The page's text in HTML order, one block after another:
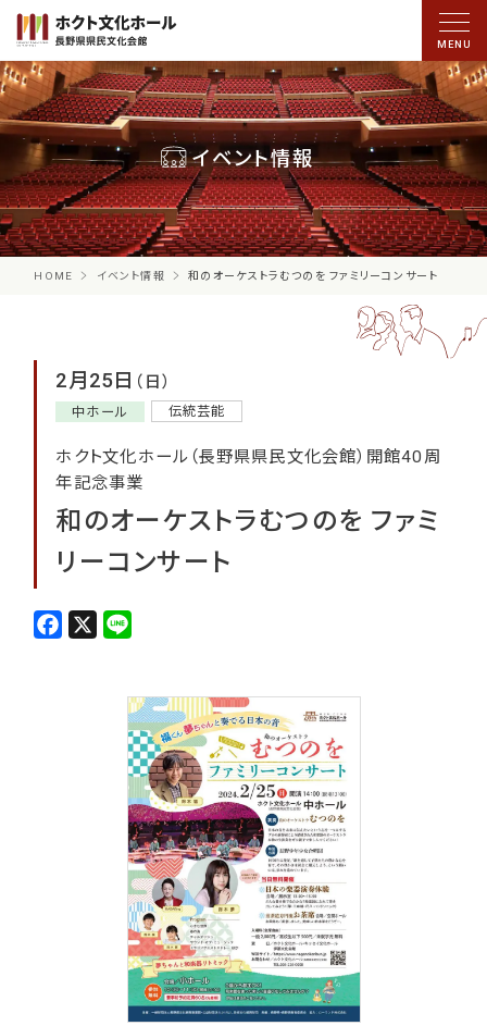
イベント情報
HOME イベント情報 和のオーケストラむつのを ファミリーコンサート
2月25日 （日）
中ホール 伝統芸能
ホクト文化ホール（長野県県民文化会館）開館40周
年記念事業
和のオーケストラむつのを ファミ
リーコンサート
F
a
X